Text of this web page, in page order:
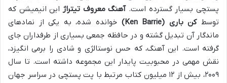
پستچی بسیار گسترده است.آهنگ معروف تیتراژ این انیمیشن که
توسطکن باری (Ken Barrie)
خوانده شده، به یکی از نمادهای
ماندگار آن تبدیل گشته و در حافظه جمعی بسیاری از طرفداران جای
گرفته است. این آهنگ، که حس نوستالژی و شادی را برمی انگیزد،
نقش مهمی در محبوبیت پایدار این مجموعه داشته است. تا سال
۲۰۰۹، بیش از ۱۲ میلیون کتاب مرتبط با پت پستچی در سراسر جهان